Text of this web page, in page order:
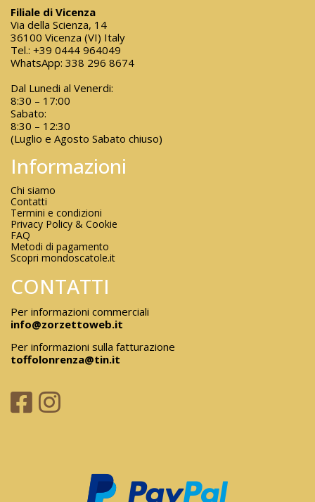
Filiale di Vicenza
Via della Scienza, 14
36100 Vicenza (VI) Italy
Tel.: +39 0444 964049
WhatsApp: 338 296 8674
Dal Lunedi al Venerdi:
8:30 – 17:00
Sabato:
8:30 – 12:30
(Luglio e Agosto Sabato chiuso)
Informazioni
Chi siamo
Contatti
Termini e condizioni
Privacy Policy & Cookie
FAQ
Metodi di pagamento
Scopri mondoscatole.it
CONTATTI
Per informazioni commerciali
info@zorzettoweb.it
Per informazioni sulla fatturazione
toffolonrenza@tin.it